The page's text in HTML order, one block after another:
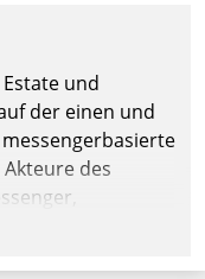
und
der einen und
des
oder